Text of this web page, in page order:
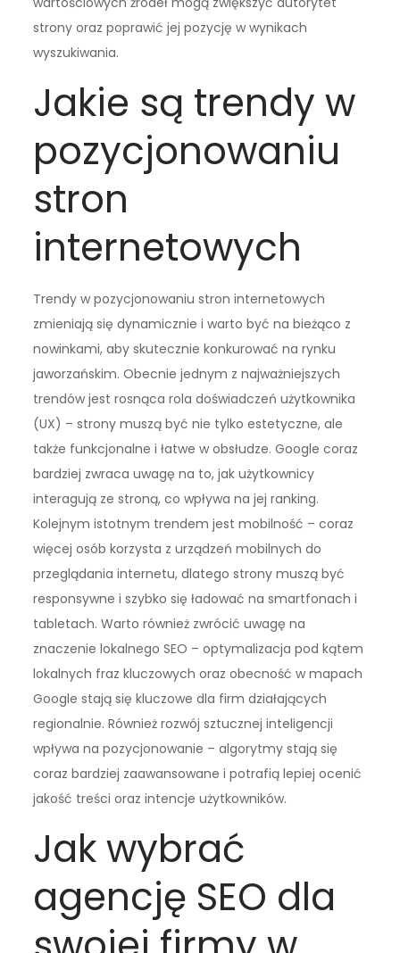
strony oraz poprawić jej pozycję w wynikach
wyszukiwania.
Jakie są trendy w
pozycjonowaniu
stron
internetowych
Trendy w pozycjonowaniu stron internetowych
zmieniają się dynamicznie i warto być na bieżąco z
nowinkami, aby skutecznie konkurować na rynku
jaworzańskim. Obecnie jednym z najważniejszych
trendów jest rosnąca rola doświadczeń użytkownika
(UX) – strony muszą być nie tylko estetyczne, ale
także funkcjonalne i łatwe w obsłudze. Google coraz
bardziej zwraca uwagę na to, jak użytkownicy
interagują ze stroną, co wpływa na jej ranking.
Kolejnym istotnym trendem jest mobilność – coraz
więcej osób korzysta z urządzeń mobilnych do
przeglądania internetu, dlatego strony muszą być
responsywne i szybko się ładować na smartfonach i
tabletach. Warto również zwrócić uwagę na
znaczenie lokalnego SEO – optymalizacja pod kątem
lokalnych fraz kluczowych oraz obecność w mapach
Google stają się kluczowe dla firm działających
regionalnie. Również rozwój sztucznej inteligencji
wpływa na pozycjonowanie – algorytmy stają się
coraz bardziej zaawansowane i potrafią lepiej ocenić
jakość treści oraz intencje użytkowników.
Jak wybrać
agencję SEO dla